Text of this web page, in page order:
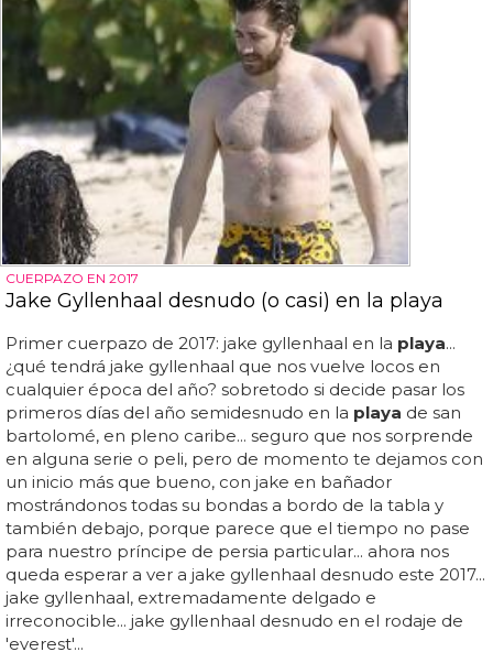
CUERPAZO EN 2017
Jake Gyllenhaal desnudo (o casi) en la playa
Primer cuerpazo de 2017: jake gyllenhaal en la playa...
¿qué tendrá jake gyllenhaal que nos vuelve locos en
cualquier época del año? sobretodo si decide pasar los
primeros días del año semidesnudo en la playa de san
bartolomé, en pleno caribe... seguro que nos sorprende
en alguna serie o peli, pero de momento te dejamos con
un inicio más que bueno, con jake en bañador
mostrándonos todas su bondas a bordo de la tabla y
también debajo, porque parece que el tiempo no pase
para nuestro príncipe de persia particular... ahora nos
queda esperar a ver a jake gyllenhaal desnudo este 2017...
jake gyllenhaal, extremadamente delgado e
irreconocible... jake gyllenhaal desnudo en el rodaje de
'everest'...